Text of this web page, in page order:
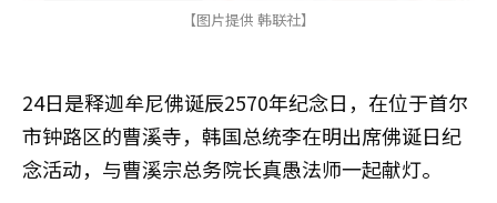
【图片提供 韩联社】
24日是释迦牟尼佛诞辰2570年纪念日，在位于首尔
市钟路区的曹溪寺，韩国总统李在明出席佛诞日纪
念活动，与曹溪宗总务院长真愚法师一起献灯。